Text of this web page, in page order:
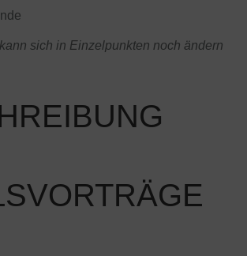
sich in Einzelpunkten noch ändern